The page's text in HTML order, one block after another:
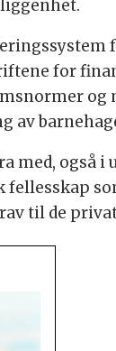
for
av
med, også
til de